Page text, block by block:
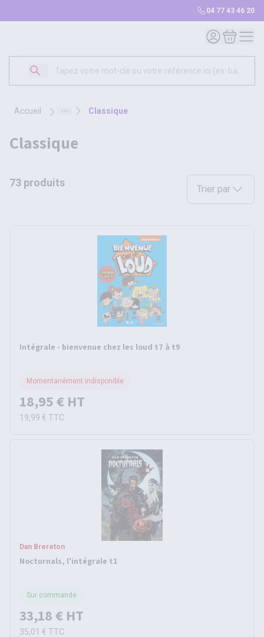
04 77 43 46 20
Mon compte
Mon
accueil classique
classique
73 produits
Trier par
Intégrale - bienvenue chez les loud t7 à t9
Momentanément indisponible
18,95 € HT
19,99 € TTC
Dan Brereton
Nocturnals, l'intégrale t1
Sur commande
33,18 € HT
35,01 € TTC